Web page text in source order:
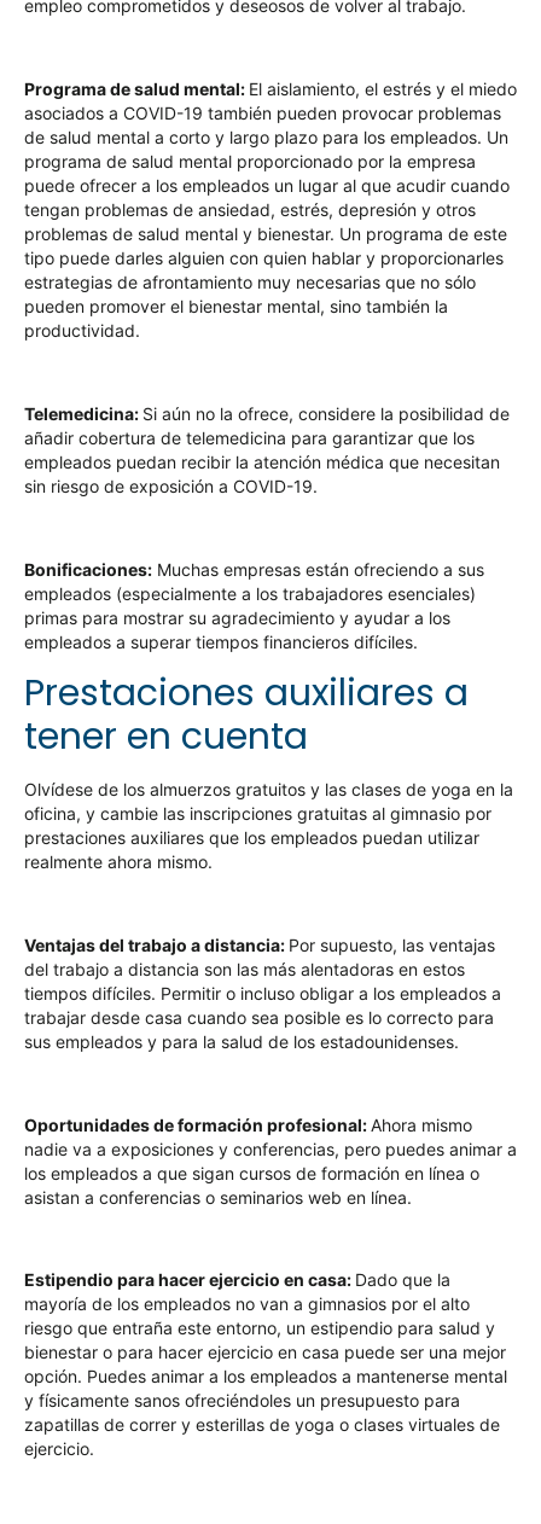
empleo comprometidos y deseosos de volver al trabajo.
Programa de salud mental: El aislamiento, el estrés y el miedo
asociados a COVID-19 también pueden provocar problemas
de salud mental a corto y largo plazo para los empleados. Un
programa de salud mental proporcionado por la empresa
puede ofrecer a los empleados un lugar al que acudir cuando
tengan problemas de ansiedad, estrés, depresión y otros
problemas de salud mental y bienestar. Un programa de este
tipo puede darles alguien con quien hablar y proporcionarles
estrategias de afrontamiento muy necesarias que no sólo
pueden promover el bienestar mental, sino también la
productividad.
Telemedicina: Si aún no la ofrece, considere la posibilidad de
añadir cobertura de telemedicina para garantizar que los
empleados puedan recibir la atención médica que necesitan
sin riesgo de exposición a COVID-19.
Bonificaciones: Muchas empresas están ofreciendo a sus
empleados (especialmente a los trabajadores esenciales)
primas para mostrar su agradecimiento y ayudar a los
empleados a superar tiempos financieros difíciles.
Prestaciones auxiliares a
tener en cuenta
Olvídese de los almuerzos gratuitos y las clases de yoga en la
oficina, y cambie las inscripciones gratuitas al gimnasio por
prestaciones auxiliares que los empleados puedan utilizar
realmente ahora mismo.
Ventajas del trabajo a distancia: Por supuesto, las ventajas
del trabajo a distancia son las más alentadoras en estos
tiempos difíciles. Permitir o incluso obligar a los empleados a
trabajar desde casa cuando sea posible es lo correcto para
sus empleados y para la salud de los estadounidenses.
Oportunidades de formación profesional:Ahora mismo
nadie va a exposiciones y conferencias, pero puedes animar a
los empleados a que sigan cursos de formación en línea o
asistan a conferencias o seminarios web en línea.
Estipendio para hacer ejercicio en casa: Dado que la
mayoría de los empleados no van a gimnasios por el alto
riesgo que entraña este entorno, un estipendio para salud y
bienestar o para hacer ejercicio en casa puede ser una mejor
opción. Puedes animar a los empleados a mantenerse mental
y físicamente sanos ofreciéndoles un presupuesto para
zapatillas de correr y esterillas de yoga o clases virtuales de
ejercicio.